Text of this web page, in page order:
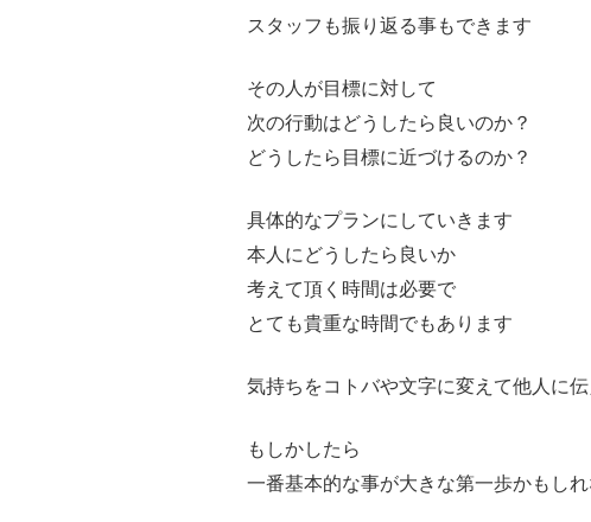
スタッフも振り返る事もできます
その人が目標に対して
次の行動はどうしたら良いのか？
どうしたら目標に近づけるのか？
具体的なプランにしていきます
本人にどうしたら良いか
考えて頂く時間は必要で
とても貴重な時間でもあります
気持ちをコトバや文字に変えて他人に伝
もしかしたら
一番基本的な事が大きな第一歩かもし